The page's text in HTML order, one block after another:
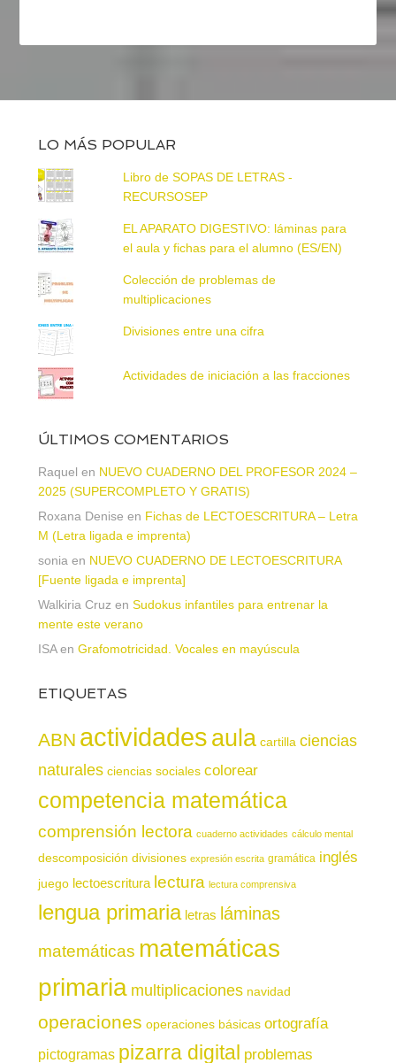
LO MÁS POPULAR
Libro de SOPAS DE LETRAS -
RECURSOSEP
EL APARATO DIGESTIVO: láminas para
el aula y fichas para el alumno (ES/EN)
Colección de problemas de
multiplicaciones
Divisiones entre una cifra
Actividades de iniciación a las fracciones
ÚLTIMOS COMENTARIOS
Raquel en NUEVO CUADERNO DEL PROFESOR 2024 –
2025 (SUPERCOMPLETO Y GRATIS)
Roxana Denise en Fichas de LECTOESCRITURA – Letra
M (Letra ligada e imprenta)
sonia en NUEVO CUADERNO DE LECTOESCRITURA
[Fuente ligada e imprenta]
Walkiria Cruz en Sudokus infantiles para entrenar la
mente este verano
ISAen Grafomotricidad. Vocales en mayúscula
ETIQUETAS
ABN actividadesaula cartilla ciencias
naturales ciencias sociales colorear
competencia matemática
comprensión lectora cuaderno actividades cálculo mental
descomposición divisiones expresión escrita gramática inglés
juego lectoescritura lectura lectura comprensiva
lengua primaria letras láminas
matemáticas matemáticas
primaria multiplicaciones navidad
operaciones operaciones básicas ortografía
pictogramas pizarra digital problemas